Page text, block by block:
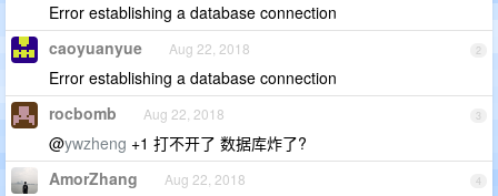
Error establishing a database connection
2
caoyuanyue Aug 22, 2018
Error establishing a database connection
3
rocbomb Aug 22, 2018
@ywzheng +1 打不开了 数据库炸了?
4
AmorZhang Aug 22, 2018